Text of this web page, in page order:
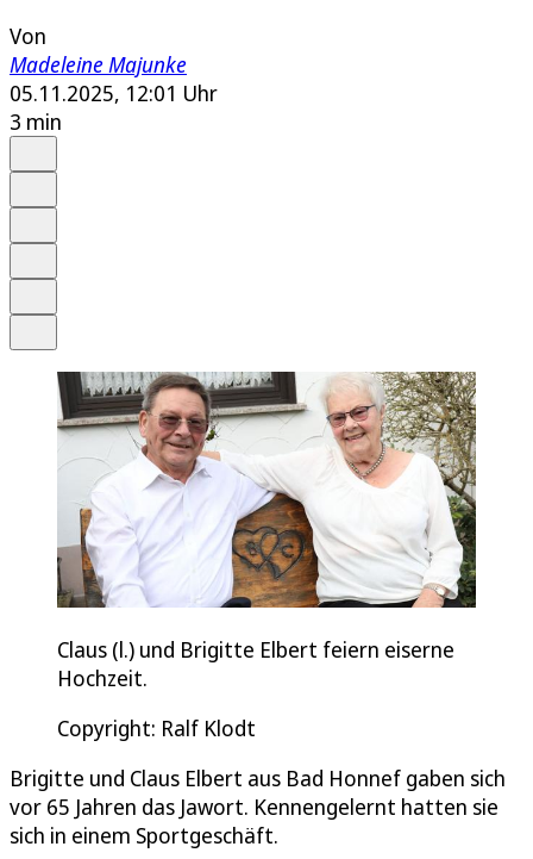
Von
Madeleine Majunke
05.11.2025, 12:01 Uhr
3 min
Claus (l.) und Brigitte Elbert feiern eiserne
Hochzeit.
Copyright: Ralf Klodt
Brigitte und Claus Elbert aus Bad Honnef gaben sich
vor 65 Jahren das Jawort. Kennengelernt hatten sie
sich in einem Sportgeschäft.